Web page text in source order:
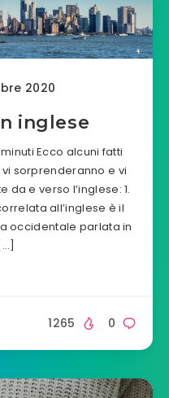
2020
inglese
Ecco alcuni fatti
sorprenderanno e vi
e verso l’inglese: 1.
all’inglese è il
occidentale parlata in
0
1265